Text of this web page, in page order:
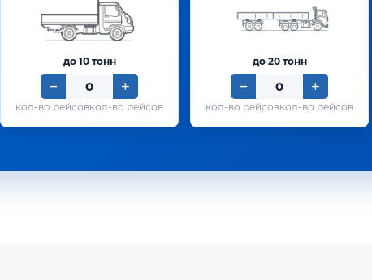
до 10 тонн
кол-во рейсов
до 20 тонн
кол-во рейсов